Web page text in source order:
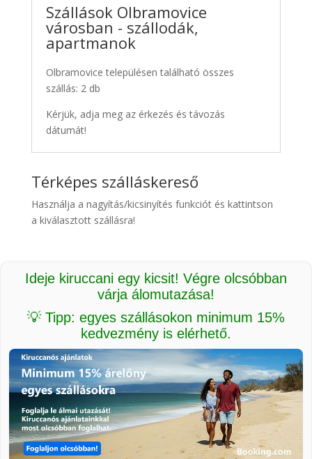
Szállások Olbramovice
városban - szállodák,
apartmanok
Olbramovice településen található összes
szállás: 2 db
Kérjük, adja meg az érkezés és távozás
dátumát!
Térképes szálláskereső
Használja a nagyítás/kicsinyítés funkciót és kattintson
a kiválasztott szállásra!
Ideje kiruccani egy kicsit! Végre olcsóbban
várja álomutazása!
💡 Tipp: egyes szállásokon minimum 15%
kedvezmény is elérhető.